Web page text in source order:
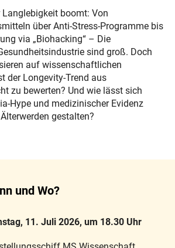
boomt: Von
über Anti-Stress-Programme bis
via „Biohacking“ – Die
sind groß. Doch
auf wissenschaftlichen
der Longevity-Trend aus
zu bewerten? Und wie lässt sich
Hype und medizinischer Evidenz
gestalten?
und Wo?
11. Juli 2026, um 18.30 Uhr